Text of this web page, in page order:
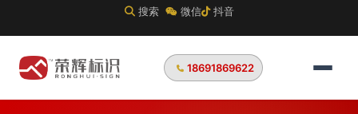
搜索 微信 抖音
18691869622